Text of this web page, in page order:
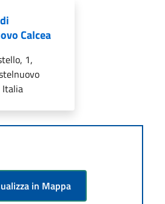
Calcea
1,
Italia
in Mappa